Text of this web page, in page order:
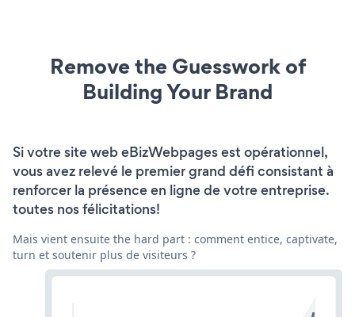
Remove the Guesswork of
Building Your Brand
Si votre site web eBizWebpages est opérationnel,
vous avez relevé le premier grand défi consistant à
renforcer la présence en ligne de votre entreprise.
toutes nos félicitations!
Mais vient ensuite the hard part : comment entice, captivate,
turn et soutenir plus de visiteurs ?